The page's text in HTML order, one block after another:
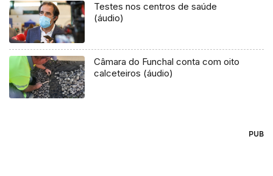
Testes nos centros de saúde
(áudio)
Câmara do Funchal conta com oito
calceteiros (áudio)
PUB